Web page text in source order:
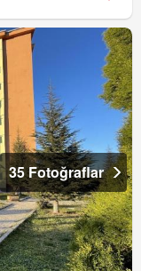
35 Fotoğraflar